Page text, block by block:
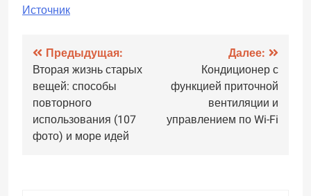
Источник
Навигация
по
записям
Предыдущая:
Вторая жизнь старых
вещей: способы
повторного
использования (107
фото) и море идей
Далее:
Кондиционер с
функцией приточной
вентиляции и
управлением по Wi-Fi